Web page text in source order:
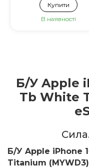
Купити
В наявності
Б/У Apple
Tb White
Б/У Apple iPhone
Titanium